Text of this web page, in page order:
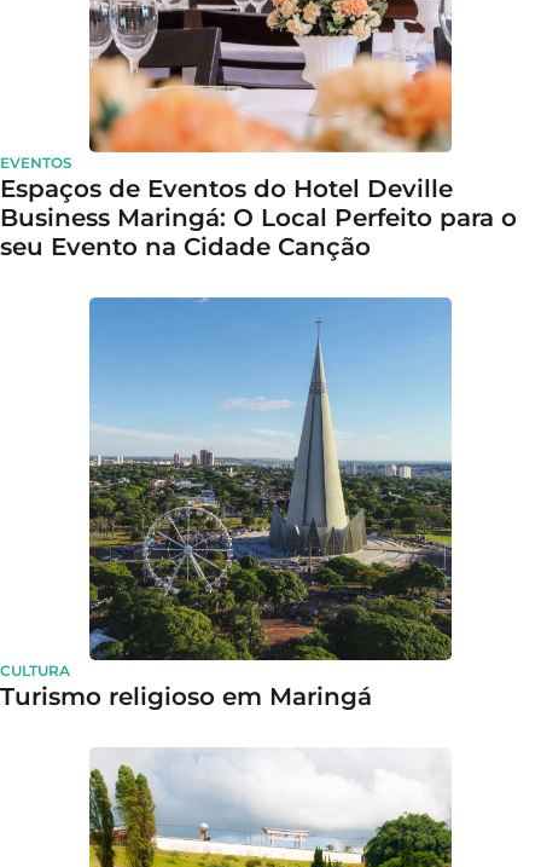
EVENTOS
Espaços de Eventos do Hotel Deville
Business Maringá: O Local Perfeito para o
seu Evento na Cidade Canção
CULTURA
Turismo religioso em Maringá